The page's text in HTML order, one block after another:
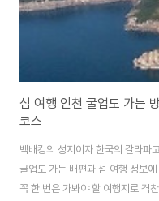
섬 여행 인천 굴업도 가는
코스
백배킹의 성지이자 한국의 갈라파
굴업도 가는 배편과 섬 여행 정보
꼭 한 번은 가봐야 할 여행지로 격